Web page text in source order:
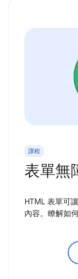
課程
表單無
HTML 表單可
內容。瞭解如